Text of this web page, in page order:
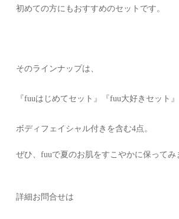
初めての方にもおすすめのセットです。
そのラインナップは、
『fuuはじめてセット』『fuu大好きセット』
ボディフェイシャル付きを含む4点。
ぜひ、fuuで夏のお肌をすこやかに保ってみ
詳細お問合せは